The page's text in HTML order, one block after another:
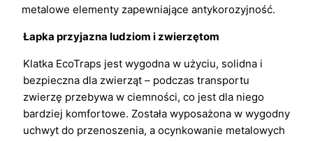
metalowe elementy zapewniające antykorozyjność.
Łapka przyjazna ludziom i zwierzętom
Klatka EcoTraps jest wygodna w użyciu, solidna i
bezpieczna dla zwierząt – podczas transportu
zwierzę przebywa w ciemności, co jest dla niego
bardziej komfortowe. Została wyposażona w wygodny
uchwyt do przenoszenia, a ocynkowanie metalowych